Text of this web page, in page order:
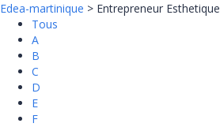
Edea-martinique > Entrepreneur Esthetique
Tous
A
B
C
D
E
F